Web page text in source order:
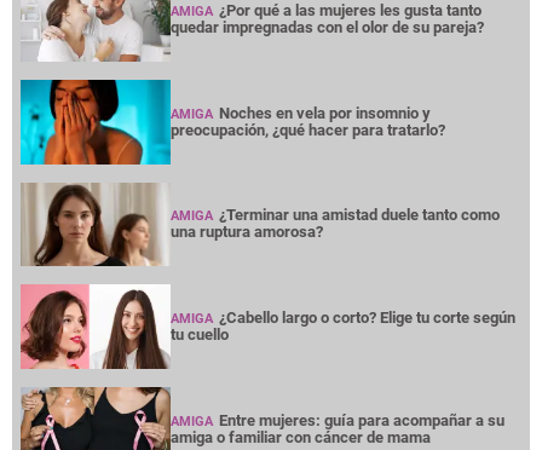
AMIGA ¿Por qué a las mujeres les gusta tanto
quedar impregnadas con el olor de su pareja?
AMIGA Noches en vela por insomnio y
preocupación, ¿qué hacer para tratarlo?
AMIGA ¿Terminar una amistad duele tanto como
una ruptura amorosa?
AMIGA ¿Cabello largo o corto? Elige tu corte según
tu cuello
AMIGA Entre mujeres: guía para acompañar a su
amiga o familiar con cáncer de mama